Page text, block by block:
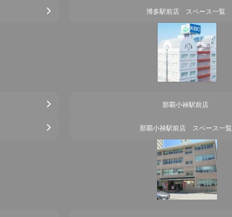
博多駅前店 スペース一覧
那覇小禄駅前店
那覇小禄駅前店 スペース一覧